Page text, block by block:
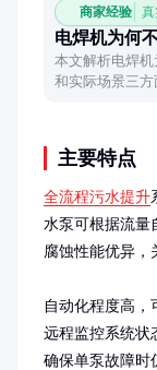
商家经验 真
电焊机为何
本文解析电焊
和实际场景三方
主要特点
全流程污水提升
水泵可根据流量
腐蚀性能优异，
自动化程度高，
远程监控系统状
确保单泵故障时